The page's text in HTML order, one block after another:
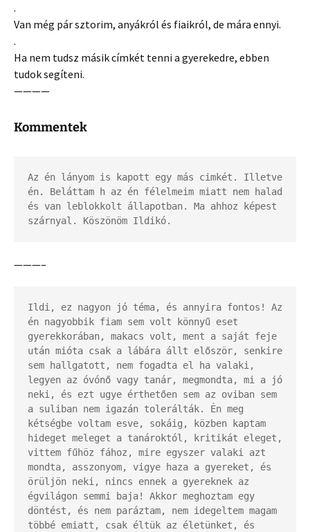
.
Van még pár sztorim, anyákról és fiaikról, de mára ennyi.
.
Ha nem tudsz másik címkét tenni a gyerekedre, ebben
tudok segíteni.
————
Kommentek
Az én lányom is kapott egy más cimkét. Illetve
én. Beláttam h az én félelmeim miatt nem halad
és van leblokkolt állapotban. Ma ahhoz képest
szárnyal. Köszönöm Ildikó.
———–
Ildi, ez nagyon jó téma, és annyira fontos! Az
én nagyobbik fiam sem volt könnyű eset
gyerekkorában, makacs volt, ment a saját feje
után mióta csak a lábára állt először, senkire
sem hallgatott, nem fogadta el ha valaki,
legyen az óvónő vagy tanár, megmondta, mi a jó
neki, és ezt ugye érthetően sem az oviban sem
a suliban nem igazán tolerálták. Én meg
kétségbe voltam esve, sokáig, közben kaptam
hideget meleget a tanároktól, kritikát eleget,
vittem fűhöz fához, mire egyszer valaki azt
mondta, asszonyom, vigye haza a gyereket, és
örüljön neki, nincs ennek a gyereknek az
égvilágon semmi baja! Akkor meghoztam egy
döntést, és nem paráztam, nem idegeltem magam
többé emiatt, csak éltük az életünket, és